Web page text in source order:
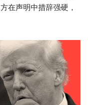
在声明中措辞强硬，